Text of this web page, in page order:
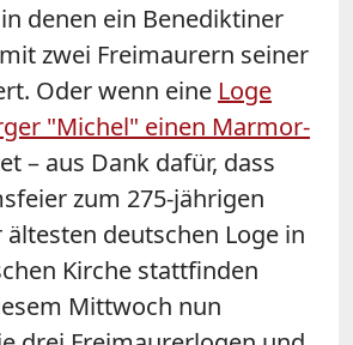
denen ein Benediktiner
zwei Freimaurern seiner
Oder wenn eine Loge
"Michel" einen Marmor-
– aus Dank dafür, dass
zum 275-jährigen
ältesten deutschen Loge in
Kirche stattfinden
Mittwoch nun